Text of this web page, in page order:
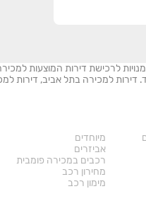
לרכישת דירות המוצעות
דירות למכירה בתל אביב,
מיוחדים
אביזרים
רכבים במכירה פומבית
מחירון רכב
מימון רכב